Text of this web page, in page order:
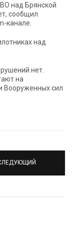
над Брянской
сообщил
канале.
над
нет.
на
Вооруженных сил